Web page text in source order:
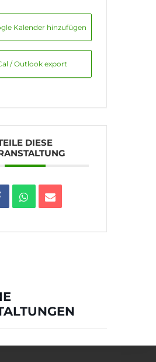
Kalender hinzufügen
/ Outlook export
DIESE